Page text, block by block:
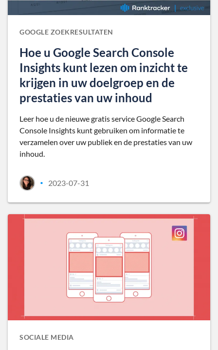
GOOGLE ZOEKRESULTATEN
Hoe u Google Search Console
Insights kunt lezen om inzicht te
krijgen in uw doelgroep en de
prestaties van uw inhoud
Leer hoe u de nieuwe gratis service Google Search
Console Insights kunt gebruiken om informatie te
verzamelen over uw publiek en de prestaties van uw
inhoud.
• 2023-07-31
SOCIALE MEDIA